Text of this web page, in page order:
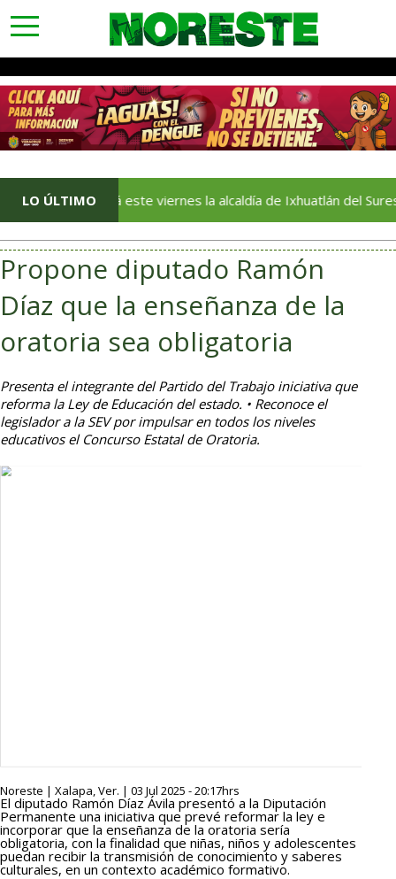
toggle
navigation
LO ÚLTIMO
asumirá este viernes la alcaldía de Ixhuatlán del Sureste
Propone diputado Ramón
Díaz que la enseñanza de la
oratoria sea obligatoria
Presenta el integrante del Partido del Trabajo iniciativa que
reforma la Ley de Educación del estado. • Reconoce el
legislador a la SEV por impulsar en todos los niveles
educativos el Concurso Estatal de Oratoria.
Noreste | Xalapa, Ver. | 03 Jul 2025 - 20:17hrs
El diputado Ramón Díaz Ávila presentó a la Diputación
Permanente una iniciativa que prevé reformar la ley e
incorporar que la enseñanza de la oratoria sería
obligatoria, con la finalidad que niñas, niños y adolescentes
puedan recibir la transmisión de conocimiento y saberes
culturales, en un contexto académico formativo.